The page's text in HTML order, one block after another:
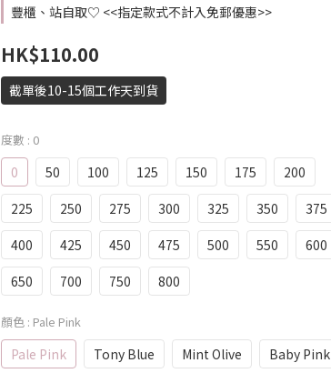
豐櫃、站自取♡ <<指定款式不計入免郵優惠>>
HK$110.00
截單後10-15個工作天到貨
度數 : 0
0 50 100 125 150 175
200
225
250 275 300 325 350
375
400
425 450 475 500 550
600
650
700 750 800
顏色 : Pale Pink
Pale Pink Tony Blue Mint Olive
Baby Pink